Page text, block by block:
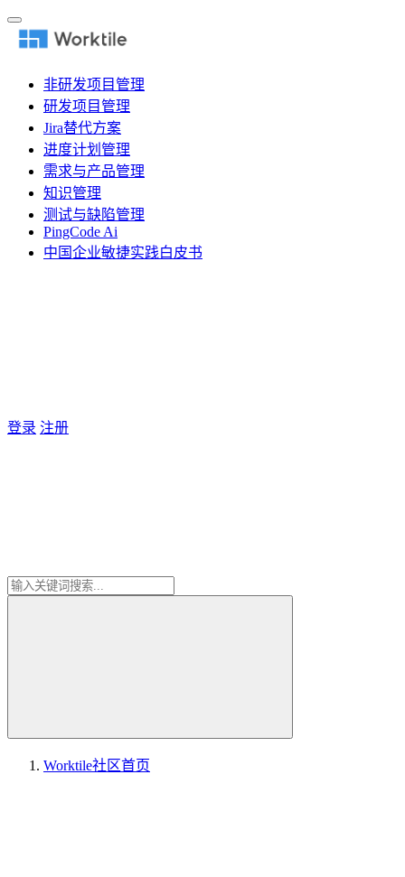
非研发项目管理
研发项目管理
Jira替代方案
进度计划管理
需求与产品管理
知识管理
测试与缺陷管理
PingCode Ai
中国企业敏捷实践白皮书
登录 注册
Worktile社区首页